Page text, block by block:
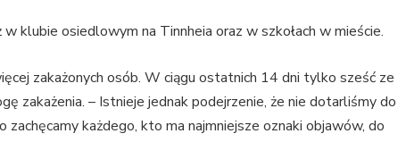
klubie osiedlowym na Tinnheia oraz w szkołach w mieście.
zakażonych osób. W ciągu ostatnich 14 dni tylko sześć ze
zakażenia. – Istnieje jednak podejrzenie, że nie dotarliśmy do
każdego, kto ma najmniejsze oznaki objawów, do